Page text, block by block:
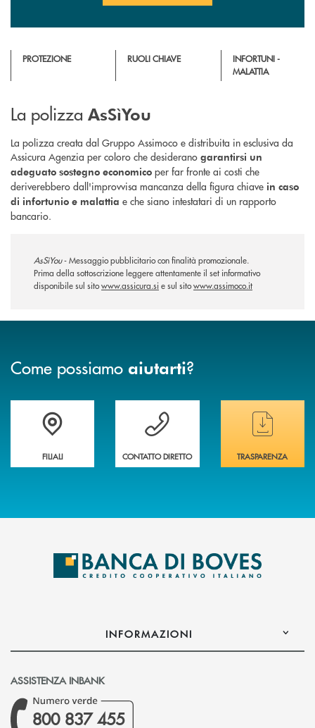
PROTEZIONE RUOLI CHIAVE
INFORTUNI -
MALATTIA
La polizza AsSìYou
La polizza creata dal Gruppo Assimoco e distribuita in esclusiva da
Assicura Agenzia per coloro che desiderano garantirsi un
adeguato sostegno economico per far fronte ai costi che
deriverebbero dall'improvvisa mancanza della figura chiave in caso
di infortunio e malattia e che siano intestatari di un rapporto
bancario.
AsSìYou- Messaggio pubblicitario con finalità promozionale.
Prima della sottoscrizione leggere attentamente il set informativo
disponibile sul sitowww.assicura.sie sul sitowww.assimoco.it
Come possiamo aiutarti?
Trova la filiale&nbsp; più vicina a te
FILIALI
Hai bisogno di assistenza immediata ?
CONTATTO DIRETTO
Hai bisogno di
TRASPARENZA
INFORMAZIONI
ASSISTENZA INBANK
800 837 455